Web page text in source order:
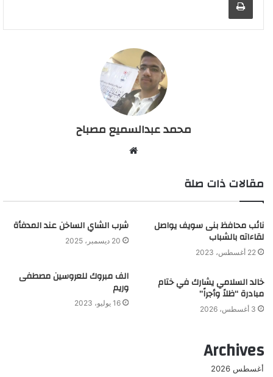
محمد عبدالسميع مصباح
ل
و
مقالات ذات صلة
نائب محافظ بنى سويف يواصل
لقاءاته بالشباب
22 أغسطس، 2023
شرب الشاي الساخن عند المدفأة
20 ديسمبر، 2025
خالد السلامي يشارك في ختام
مبادرة “ظلاً وأجراً”
3 أغسطس، 2026
الف مبروك للعروسين مصطفى
وريم
16 يوليو، 2023
Archives
أغسطس 2026